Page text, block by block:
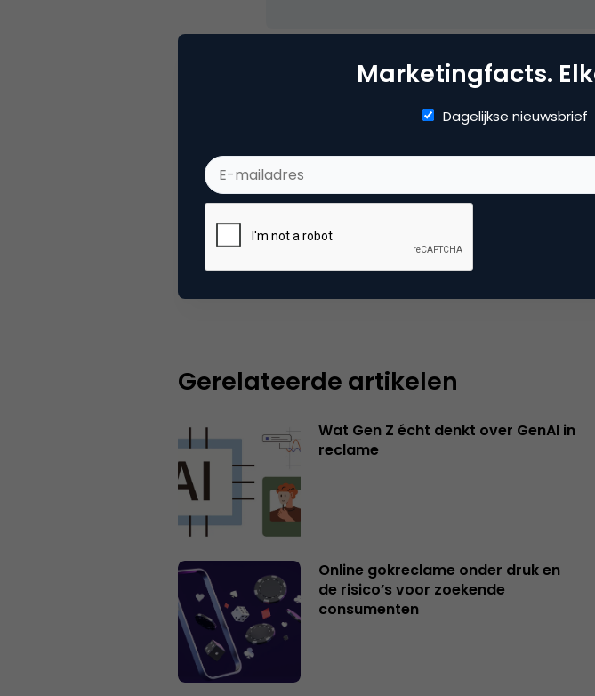
Plaats reactie
Gerelateerde artikelen
Wat Gen Z écht denkt over GenAI in
reclame
Online gokreclame onder druk en
de risico’s voor zoekende
consumenten
Marketingfacts.
Dagelijkse nieuwsbrief